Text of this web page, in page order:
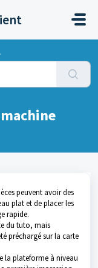
peuvent avoir des
plat et de placer les
rapide.
du tuto, mais
préchargé sur la carte
la plateforme à niveau